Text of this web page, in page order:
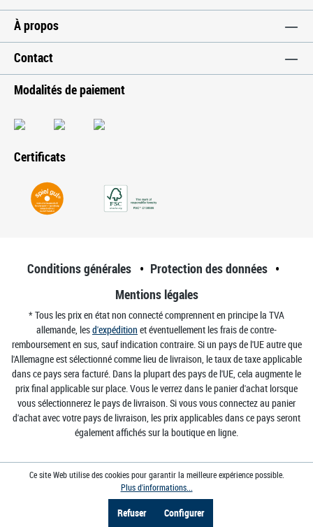
À propos
Contact
Modalités de paiement
Certificats
Conditions générales
Protection des données
Mentions légales
* Tous les prix en état non connecté comprennent en principe la TVA
allemande, lesd'expédition et éventuellement les frais de contre-
remboursement en sus, sauf indication contraire. Si un pays de l'UE autre que
l'Allemagne est sélectionné comme lieu de livraison, le taux de taxe applicable
dans ce pays sera facturé. Dans la plupart des pays de l'UE, cela augmente le
prix final applicable sur place. Vous le verrez dans le panier d'achat lorsque
vous sélectionnerez le pays de livraison. Si vous vous connectez au panier
d'achat avec votre pays de livraison, les prix applicables dans ce pays seront
également affichés sur la boutique en ligne.
Ce site Web utilise des cookies pour garantir la meilleure expérience possible.
Plus d'informations...
Refuser Configurer